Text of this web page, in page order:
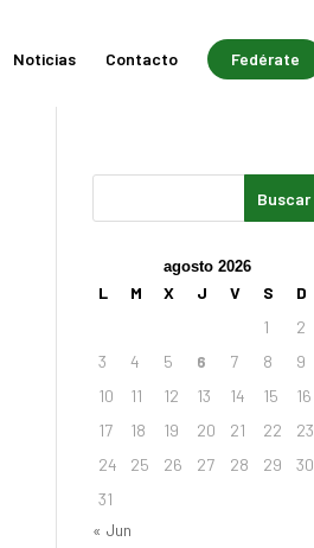
Noticias Contacto Fedérate
agosto 2026
L M X J V S
D
1
2
3
4 5 6 7 8
9
10
11 12 13 14 15
16
17
18 19 20 21 22
23
24
25 26 27 28 29
30
31
« Jun